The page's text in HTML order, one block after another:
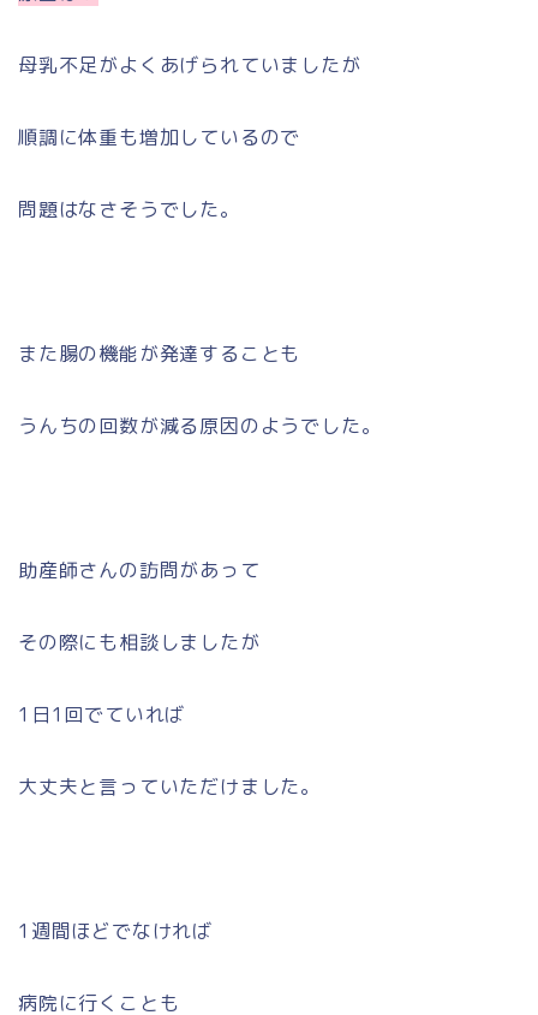
母乳不足がよくあげられていましたが
順調に体重も増加しているので
問題はなさそうでした。
また腸の機能が発達することも
うんちの回数が減る原因のようでした。
助産師さんの訪問があって
その際にも相談しましたが
1日1回でていれば
大丈夫と言っていただけました。
1週間ほどでなければ
病院に行くことも